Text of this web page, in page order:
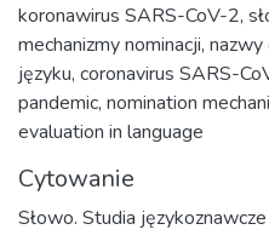
koronawirus SARS-CoV-2,
mechanizmy nominacji, nazwy
języku, coronavirus SARS-
pandemic, nomination
evaluation in language
Cytowanie
Słowo. Studia